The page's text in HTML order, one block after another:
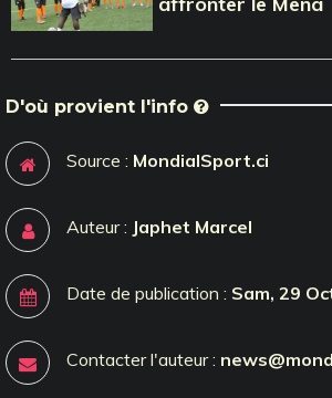
D'où provient l'info
Source : MondialSport.ci
Auteur : Japhet Marcel
Date de publication : Sam, 29
Contacter l'auteur :